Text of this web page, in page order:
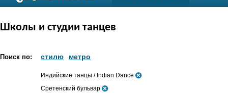
Школы и студии танцев
Поиск по: стилю метро
Индийские танцы / Indian Dance
Сретенский бульвар